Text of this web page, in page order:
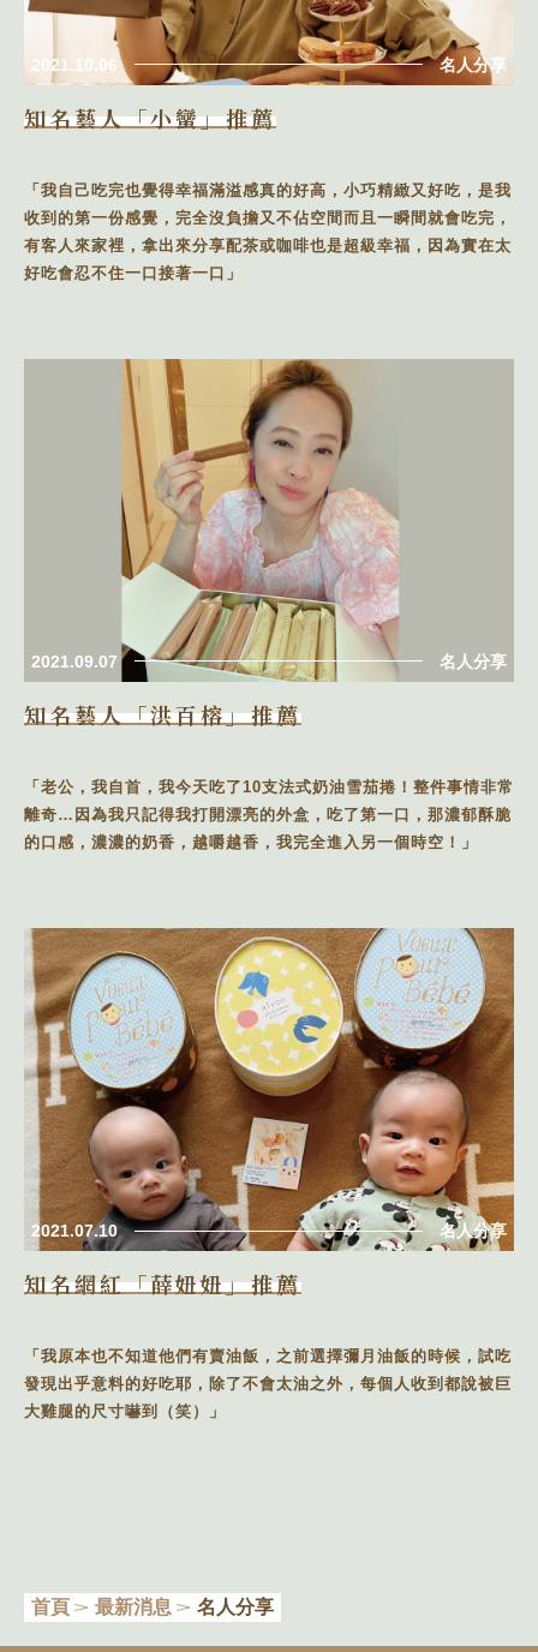
2021.10.06 名人分享
知名藝人「小蠻」推薦
「我自己吃完也覺得幸福滿溢感真的好高，小巧精緻又好吃，是我
收到的第一份感覺，完全沒負擔又不佔空間而且一瞬間就會吃完，
有客人來家裡，拿出來分享配茶或咖啡也是超級幸福，因為實在太
好吃會忍不住一口接著一口」
2021.09.07 名人分享
知名藝人「洪百榕」推薦
「老公，我自首，我今天吃了10支法式奶油雪茄捲！整件事情非常
離奇…因為我只記得我打開漂亮的外盒，吃了第一口，那濃郁酥脆
的口感，濃濃的奶香，越嚼越香，我完全進入另一個時空！」
2021.07.10 名人分享
知名網紅「薛妞妞」推薦
「我原本也不知道他們有賣油飯，之前選擇彌月油飯的時候，試吃
發現出乎意料的好吃耶，除了不會太油之外，每個人收到都說被巨
大雞腿的尺寸嚇到（笑）」
首頁 最新消息 名人分享